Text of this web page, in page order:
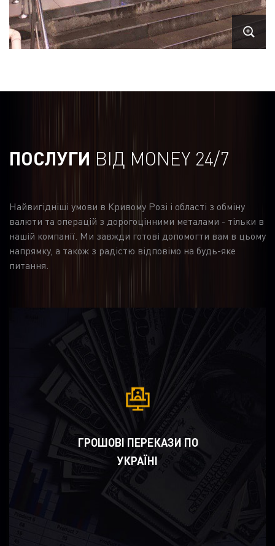
ПОСЛУГИ ВІД MONEY 24/7
Найвигідніші умови в Кривому Розі і області з обміну
валюти та операцій з дорогоцінними металами - тільки в
нашій компанії. Ми завжди готові допомогти вам в цьому
напрямку, а також з радістю відповімо на будь-яке
питання.
ГРОШОВІ ПЕРЕКАЗИ ПО
УКРАЇНІ